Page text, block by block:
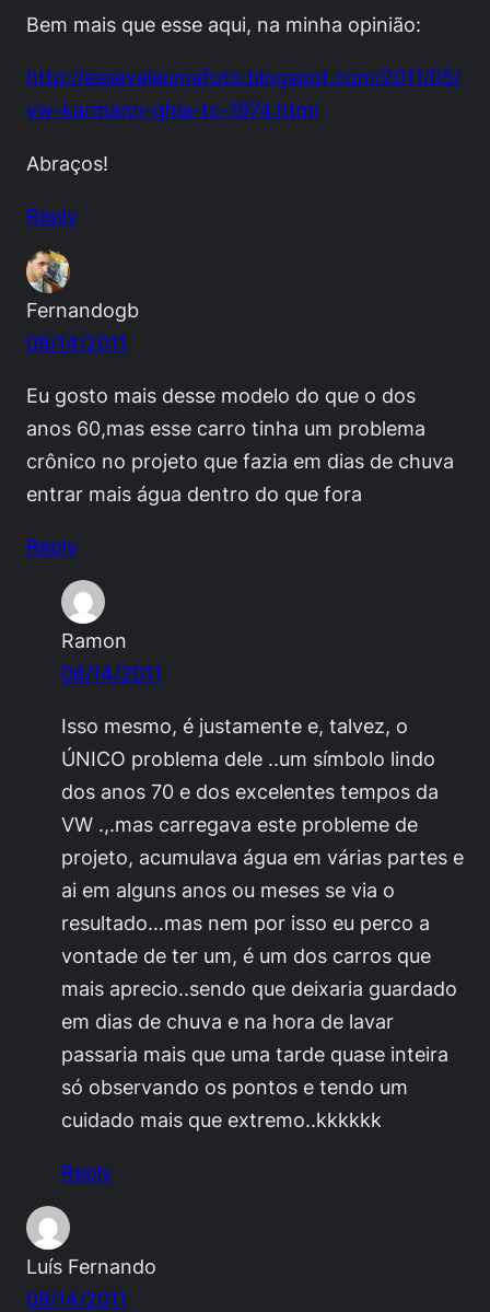
Bem mais que esse aqui, na minha opinião:
http://essevaleumafoto.blogspot.com/2011/05/
vw-karmann-ghia-tc-1974.html
Abraços!
Reply
Fernandogb
08/14/2011
Eu gosto mais desse modelo do que o dos
anos 60,mas esse carro tinha um problema
crônico no projeto que fazia em dias de chuva
entrar mais água dentro do que fora
Reply
Ramon
08/14/2011
Isso mesmo, é justamente e, talvez, o
ÚNICO problema dele ..um símbolo lindo
dos anos 70 e dos excelentes tempos da
VW .,.mas carregava este probleme de
projeto, acumulava água em várias partes e
ai em alguns anos ou meses se via o
resultado…mas nem por isso eu perco a
vontade de ter um, é um dos carros que
mais aprecio..sendo que deixaria guardado
em dias de chuva e na hora de lavar
passaria mais que uma tarde quase inteira
só observando os pontos e tendo um
cuidado mais que extremo..kkkkkk
Reply
Luís Fernando
08/14/2011